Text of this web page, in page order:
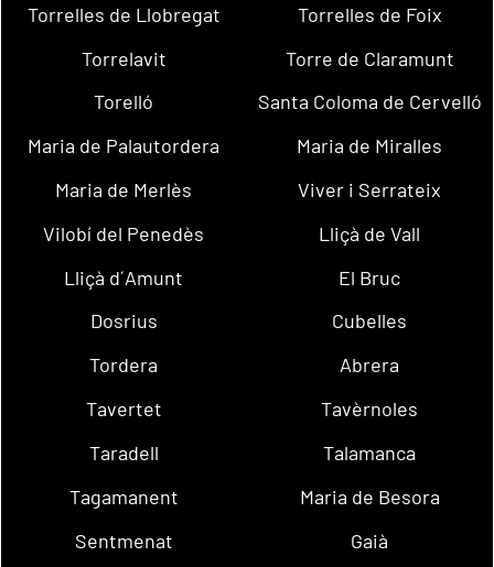
Torrelles de Llobregat
Torrelles de Foix
Torrelavit
Torre de Claramunt
Torelló
Santa Coloma de Cervelló
Maria de Palautordera
Maria de Miralles
Maria de Merlès
Viver i Serrateix
Vilobí del Penedès
Lliçà de Vall
Lliçà d´Amunt
El Bruc
Dosrius
Cubelles
Tordera
Abrera
Tavertet
Tavèrnoles
Taradell
Talamanca
Tagamanent
Maria de Besora
Sentmenat
Gaià